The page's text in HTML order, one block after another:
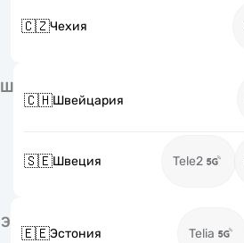
🇨🇿Чехия
Ш
🇨🇭Швейцария
🇸🇪Швеция Tele2
Э
🇪🇪Эстония Telia